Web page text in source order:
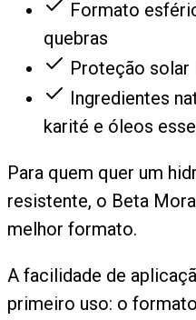
Formato
quebras
Proteção solar
Ingredientes
karité e óleos
Para quem quer um
resistente, o Beta
melhor formato.
A facilidade de
primeiro uso: o